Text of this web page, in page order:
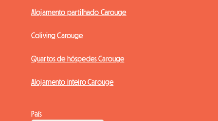
Alojamento partilhado Carouge
Coliving Carouge
Quartos de hóspedes Carouge
Alojamento inteiro Carouge
País